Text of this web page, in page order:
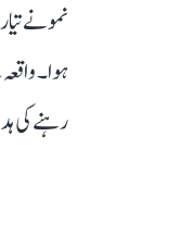
نمونے
ہوا۔
رہنے کی